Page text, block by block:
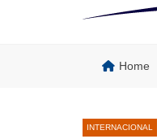
Home
INTERNACIONAL